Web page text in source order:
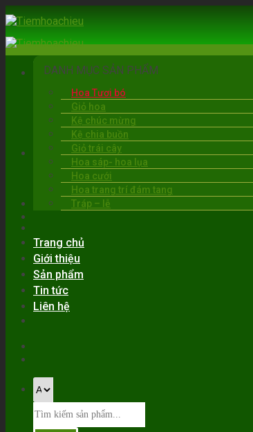
Skip
to
content
BẠC LIÊU
06:00 - 22:00
0919.30.6263
DANH MỤC SẢN PHẨM
Hoa Tươi bó
Giỏ hoa
Kệ chúc mừng
Kệ chia buồn
Giỏ trái cây
Hoa sáp- hoa lụa
Hoa cưới
Hoa trang trí đám tang
Tráp – lễ
Trang chủ
Giới thiệu
Sản phẩm
Tin tức
Liên hệ